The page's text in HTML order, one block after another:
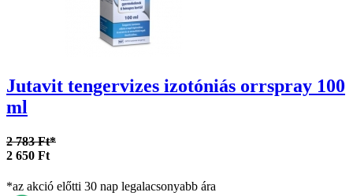
Jutavit tengervizes izotóniás orrspray 100
ml
2 783 Ft*
2 650 Ft
*az akció előtti 30 nap legalacsonyabb ára